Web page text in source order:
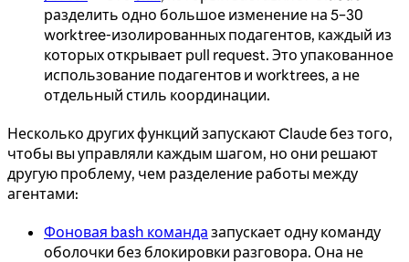
разделить одно большое изменение на 5–30
worktree-изолированных подагентов, каждый из
которых открывает pull request. Это упакованное
использование подагентов и worktrees, а не
отдельный стиль координации.
Несколько других функций запускают Claude без того,
чтобы вы управляли каждым шагом, но они решают
другую проблему, чем разделение работы между
агентами:
Фоновая bash команда запускает одну команду
оболочки без блокировки разговора. Она не